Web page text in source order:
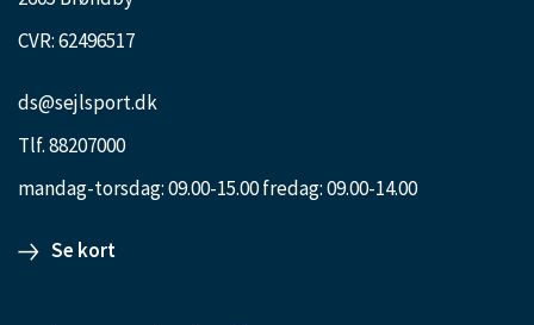
CVR: 62496517
ds@sejlsport.dk
Tlf. 88207000
mandag-torsdag: 09.00-15.00 fredag: 09.00-14.00
Se kort